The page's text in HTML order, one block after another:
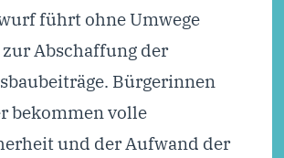
führt ohne Umwege
zur Abschaffung der
Bürgerinnen
bekommen volle
und der Aufwand der